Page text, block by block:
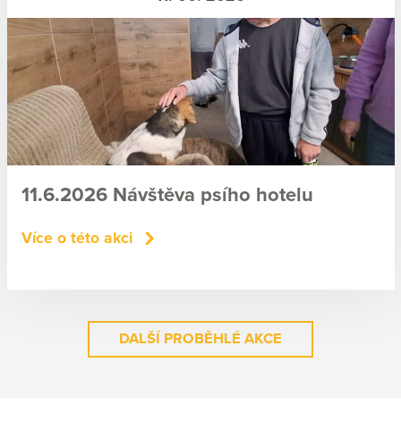
11.6.2026 Návštěva psího hotelu
Více o této akci
DALŠÍ PROBĚHLÉ AKCE